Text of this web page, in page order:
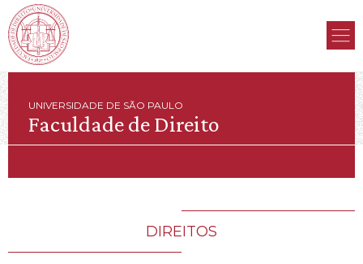
UNIVERSIDADE DE SÃO PAULO
Faculdade de Direito
DIREITOS